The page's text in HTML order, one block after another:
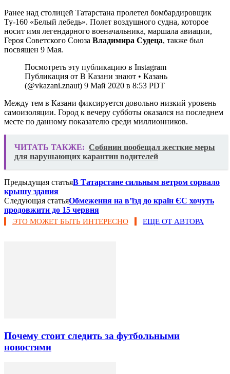
Ранее над столицей Татарстана пролетел бомбардировщик
Ту-160 «Белый лебедь». Полет воздушного судна, которое
носит имя легендарного военачальника, маршала авиации,
Героя Советского Союза Владимира Судеца, также был
посвящен 9 Мая.
Посмотреть эту публикацию в Instagram
Публикация от В Казани знают • Казань
(@vkazani.znaut) 9 Май 2020 в 8:53 PDT
Между тем в Казани фиксируется довольно низкий уровень
самоизоляции. Город к вечеру субботы оказался на последнем
месте по данному показателю среди миллионников.
ЧИТАТЬ ТАКЖЕ: Собянин пообещал жесткие меры
для нарушающих карантин водителей
Предыдущая статьяВ Татарстане сильным ветром сорвало
крышу здания
Следующая статьяОбмеження на в’їзд до країн ЄС хочуть
продовжити до 15 червня
ЭТО МОЖЕТ БЫТЬ ИНТЕРЕСНО ЕЩЕ ОТ АВТОРА
Почему стоит следить за футбольными
новостями